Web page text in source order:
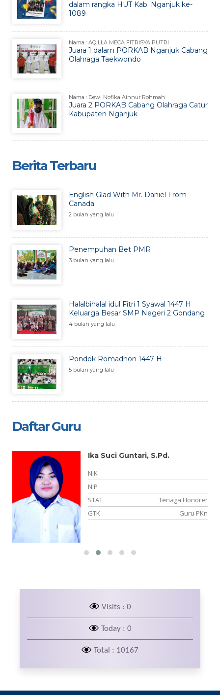
dalam rangka HUT Kab. Nganjuk ke-
1089
Nama : AQILLA MECA FITRISYA PUTRI
Juara 1 dalam PORKAB Nganjuk Cabang
Olahraga Taekwondo
Nama : Dewi Nofika Ainnur Rohmah
Juara 2 PORKAB Cabang Olahraga Catur
Kabupaten Nganjuk
Berita Terbaru
English Glad With Mr. Daniel From
Canada
2 bulan yang lalu
Penempuhan Bet PMR
3 bulan yang lalu
Halalbihalal idul Fitri 1 Syawal 1447 H
Keluarga Besar SMP Negeri 2 Gondang
4 bulan yang lalu
Pondok Romadhon 1447 H
5 bulan yang lalu
Daftar Guru
Ika Suci Guntari, S.Pd.
NIK
NIP
STAT
Tenaga Honorer
GTK
Guru PKn
Visits : 0
Today : 0
Total : 10167